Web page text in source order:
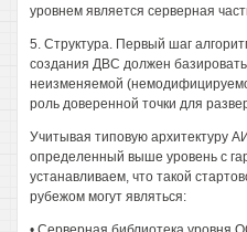
уровнем является серверная
5. Структура. Первый шаг
создания ДВС должен
неизменяемой
роль доверенной точки для
Учитывая типовую архитектуру
определенный выше уровень с
устанавливаем, что такой
рубежом могут являться: